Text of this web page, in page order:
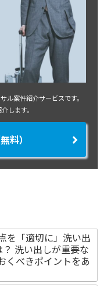
ル案件紹介サービスです。
します。
料）
を「適切に」洗い出
洗い出しが重要な
くべきポイントをあ